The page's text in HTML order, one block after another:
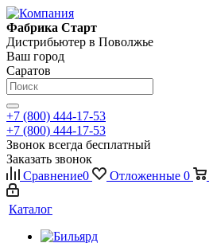
Фабрика Старт
Дистрибьютер в Поволжье
Ваш город
Саратов
+7 (800) 444-17-53
+7 (800) 444-17-53
Звонок всегда бесплатный
Заказать звонок
Сравнение0 Отложенные 0
Каталог